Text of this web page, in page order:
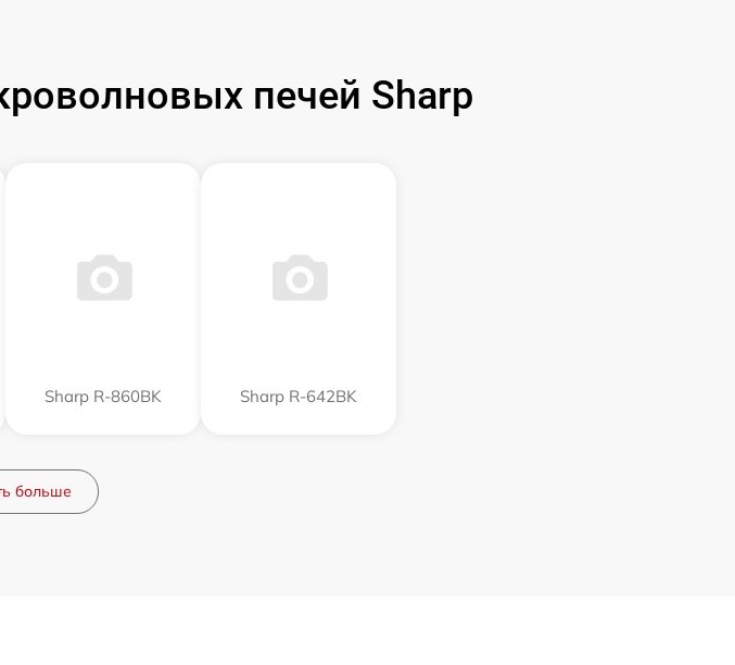
печей Sharp
Sharp R-860BK Sharp R-642BK
больше